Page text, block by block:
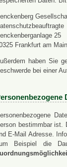
25
Frankfurt am Main
haben Sie
bei einer
bestimmbar ist.
E-Mail Adresse.
Beispiel die